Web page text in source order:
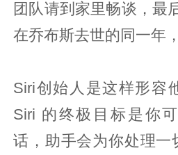
团队请到家里畅谈，最
在乔布斯去世的同一年
Siri创始人是这样形容
Siri 的终极目标是你
话，助手会为你处理一